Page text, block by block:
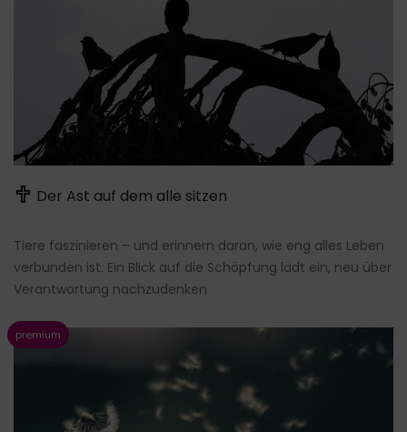
Der Ast auf dem alle sitzen
Tiere faszinieren – und erinnern daran, wie eng alles Leben
verbunden ist. Ein Blick auf die Schöpfung lädt ein, neu über
Verantwortung nachzudenken